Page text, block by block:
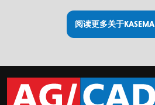
阅读更多关于